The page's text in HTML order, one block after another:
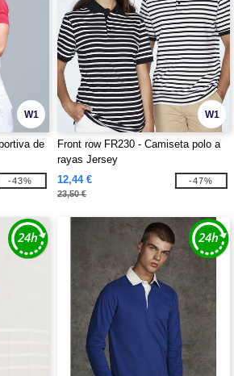
W1
de
-43%
W1
Front row FR230 - Camiseta polo a
rayas Jersey
12,44 €
23,50 €
-47%